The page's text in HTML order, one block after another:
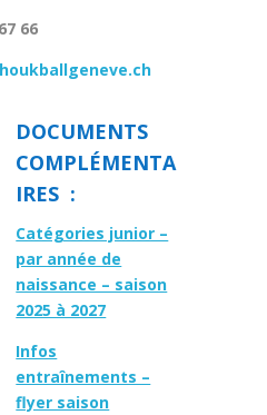
66
DOCUMENTS
COMPLÉMENTA
IRES :
Catégories junior –
par année de
naissance – saison
2025 à 2027
Infos
entraînements –
flyer saison